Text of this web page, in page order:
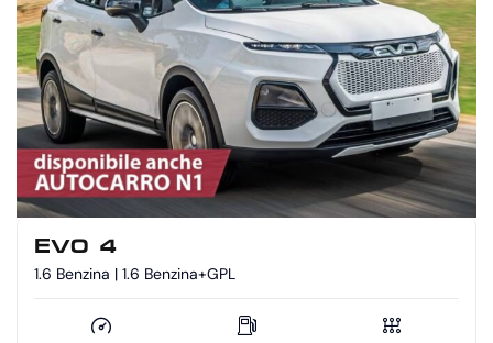
EVO 4
1.6 Benzina | 1.6 Benzina+GPL